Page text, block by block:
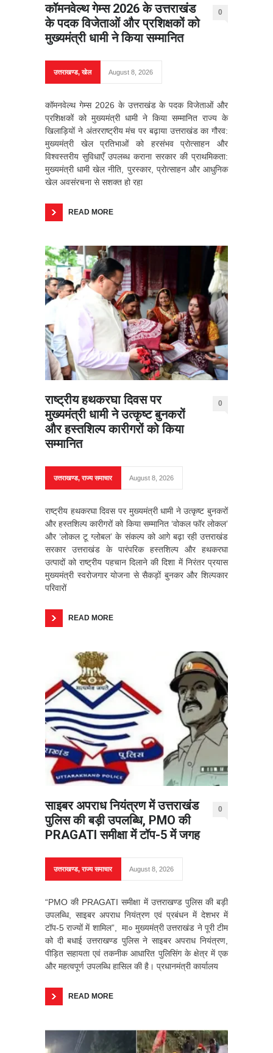
कॉमनवेल्थ गेम्स 2026 के उत्तराखंड
के पदक विजेताओं और प्रशिक्षकों को
मुख्यमंत्री धामी ने किया सम्मानित
0
उत्तराखण्ड,खेल August 8, 2026
कॉमनवेल्थ गेम्स 2026 के उत्तराखंड के पदक विजेताओं और
प्रशिक्षकों को मुख्यमंत्री धामी ने किया सम्मानित राज्य के
खिलाड़ियों ने अंतरराष्ट्रीय मंच पर बढ़ाया उत्तराखंड का गौरव:
मुख्यमंत्री खेल प्रतिभाओं को हरसंभव प्रोत्साहन और
विश्वस्तरीय सुविधाएँ उपलब्ध कराना सरकार की प्राथमिकता:
मुख्यमंत्री धामी खेल नीति, पुरस्कार, प्रोत्साहन और आधुनिक
खेल अवसंरचना से सशक्त हो रहा
READ MORE
राष्ट्रीय हथकरघा दिवस पर
मुख्यमंत्री धामी ने उत्कृष्ट बुनकरों
और हस्तशिल्प कारीगरों को किया
सम्मानित
0
उत्तराखण्ड,राज्य समाचार August 8, 2026
राष्ट्रीय हथकरघा दिवस पर मुख्यमंत्री धामी ने उत्कृष्ट बुनकरों
और हस्तशिल्प कारीगरों को किया सम्मानित ‘वोकल फॉर लोकल’
और ‘लोकल टू ग्लोबल’ के संकल्प को आगे बढ़ा रही उत्तराखंड
सरकार उत्तराखंड के पारंपरिक हस्तशिल्प और हथकरघा
उत्पादों को राष्ट्रीय पहचान दिलाने की दिशा में निरंतर प्रयास
मुख्यमंत्री स्वरोजगार योजना से सैकड़ों बुनकर और शिल्पकार
परिवारों
READ MORE
साइबर अपराध नियंत्रण में उत्तराखंड
पुलिस की बड़ी उपलब्धि, PMO की
PRAGATI समीक्षा में टॉप-5 में जगह
0
उत्तराखण्ड,राज्य समाचार August 8, 2026
“PMO की PRAGATI समीक्षा में उत्तराखण्ड पुलिस की बड़ी
उपलब्धि, साइबर अपराध नियंत्रण एवं प्रबंधन में देशभर में
टॉप-5 राज्यों में शामिल”, मा० मुख्यमंत्री उत्तराखंड ने पूरी टीम
को दी बधाई उत्तराखण्ड पुलिस ने साइबर अपराध नियंत्रण,
पीड़ित सहायता एवं तकनीक आधारित पुलिसिंग के क्षेत्र में एक
और महत्वपूर्ण उपलब्धि हासिल की है। प्रधानमंत्री कार्यालय
READ MORE